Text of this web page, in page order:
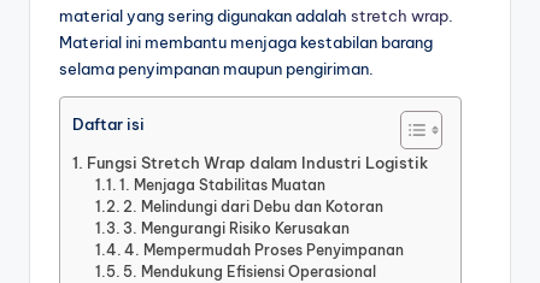
material yang sering digunakan adalah stretch wrap
Material ini membantu menjaga kestabilan barang
selama penyimpanan maupun pengiriman.
Daftar isi
Fungsi Stretch Wrap dalam Industri Logistik
1. Menjaga Stabilitas Muatan
2. Melindungi dari Debu dan Kotoran
3. Mengurangi Risiko Kerusakan
4. Mempermudah Proses Penyimpanan
5. Mendukung Efisiensi Operasional